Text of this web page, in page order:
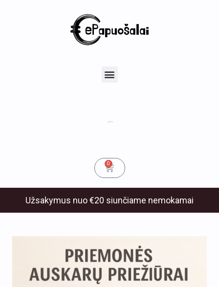
0 Cart
Užsakymus nuo €20 siunčiame nemokamai